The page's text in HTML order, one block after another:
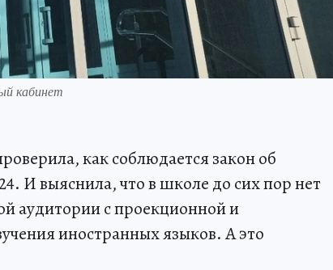
кабинет
как соблюдается закон об
И выяснила, что в школе до сих пор нет
аудитории с проекционной и
иностранных языков. А это